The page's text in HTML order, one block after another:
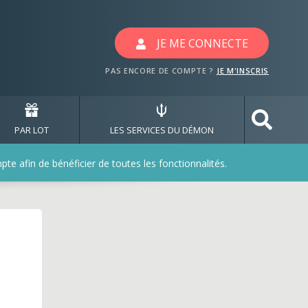
les jeux napoleon
JE ME CONNECTE
PAS ENCORE DE COMPTE ? JE M'INSCRIS
PAR LOT LES SERVICES DU DÉMON
afin de bénéficier de toutes les fonctionnalités.